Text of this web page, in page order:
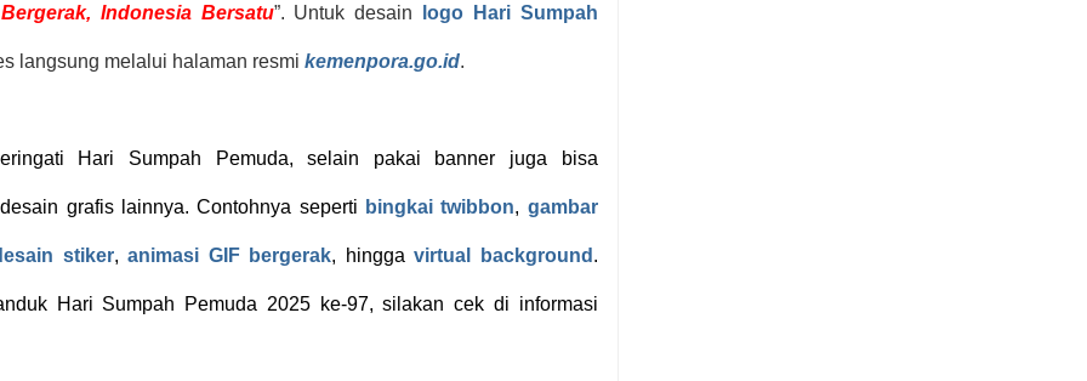
Indonesia Bersatu”. Untuk desain logo Hari Sumpah
langsung melalui halaman resmi kemenpora.go.id.
Hari Sumpah Pemuda, selain pakai banner juga bisa
grafis lainnya. Contohnya seperti bingkai twibbon, gambar
stiker,animasi GIF bergerak, hinggavirtual background .
Hari Sumpah Pemuda 2025 ke-97, silakan cek di informasi